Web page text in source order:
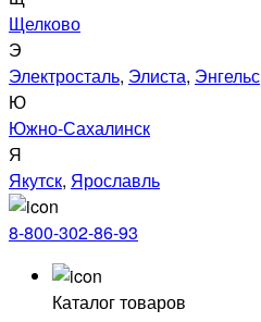
Щелково
Э
Электросталь, Элиста, Энгельс
Ю
Южно-Сахалинск
Я
Якутск, Ярославль
8-800-302-86-93
Каталог товаров